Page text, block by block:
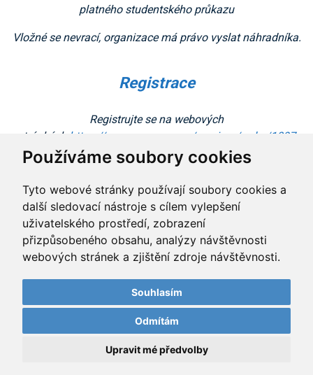
Používáme soubory cookies
Tyto webové stránky používají soubory cookies a
další sledovací nástroje s cílem vylepšení
uživatelského prostředí, zobrazení
přizpůsobeného obsahu, analýzy návštěvnosti
webových stránek a zjištění zdroje návštěvnosti.
Souhlasím
Odmítám
Upravit mé předvolby
platného studentského průkazu
Vložné se nevrací, organizace má právo vyslat náhradníka.
Registrace
Registrujte se na webových
stránkách: https://www.azpromo.cz/seminar/order/1097
Copyright © Asociace akustiky českého stavebnictví o.s.
Všechna práva vyhrazena. VyrobilSimopt, s.r.o.